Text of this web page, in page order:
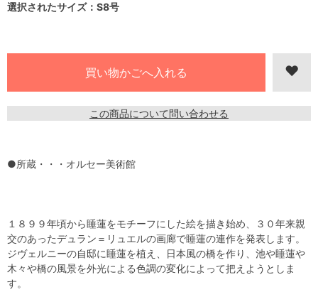
選択されたサイズ：S8号
この商品について問い合わせる
●所蔵・・・オルセー美術館
１８９９年頃から睡蓮をモチーフにした絵を描き始め、３０年来親
交のあったデュラン＝リュエルの画廊で睡蓮の連作を発表します。
ジヴェルニーの自邸に睡蓮を植え、日本風の橋を作り、池や睡蓮や
木々や橋の風景を外光による色調の変化によって把えようとしま
す。